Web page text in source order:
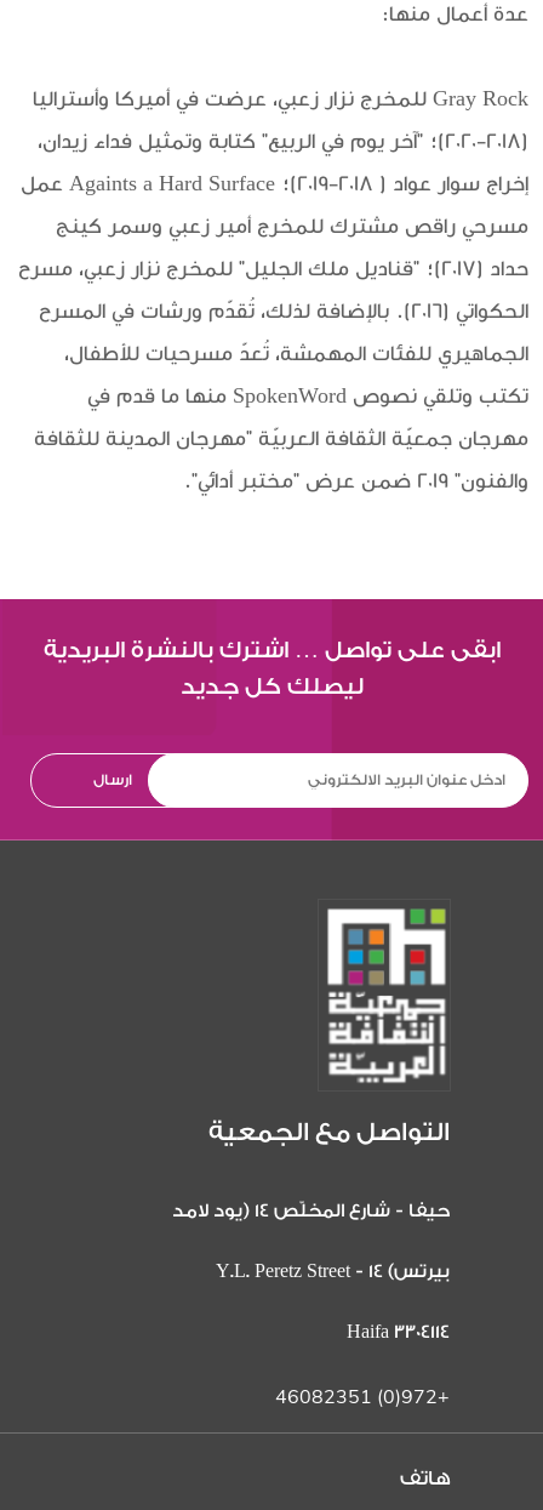
عدة أعمال منها:
Gray Rock للمخرج نزار زعبي، عرضت في أميركا وأستراليا
(2018-2020)؛ "آخر يوم في الربيع" كتابة وتمثيل فداء زيدان،
إخراج سوار عواد ( 2018-2019)؛ Againts a Hard Surface عمل
مسرحي راقص مشترك للمخرج أمير زعبي وسمر كينج
حداد (2017)؛ "قناديل ملك الجليل" للمخرج نزار زعبي، مسرح
الحكواتي (2016). بالإضافة لذلك، تُقدّم ورشات في المسرح
الجماهيري للفئات المهمشة، تُعدّ مسرحيات للأطفال،
تكتب وتلقي نصوص SpokenWord منها ما قدم في
مهرجان جمعيّة الثقافة العربيّة "مهرجان المدينة للثقافة
والفنون" 2019 ضمن عرض "مختبر أدائي".
ابقى على تواصل … اشترك بالنشرة البريدية
ليصلك كل جديد
التواصل مع الجمعية
حيفا - شارع المخلّص 14 (يود لامد
بيرتس) 14 Y.L. Peretz Street -
Haifa 3304114
+972(0) 46082351
هاتف